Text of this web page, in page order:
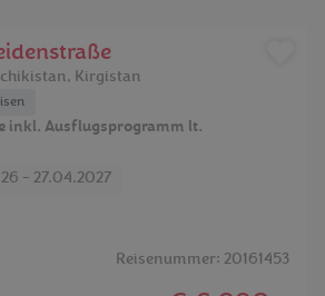
, Kirgistan
inkl. Ausflugsprogramm lt.
- 27.04.2027
Reisenummer: 20161453